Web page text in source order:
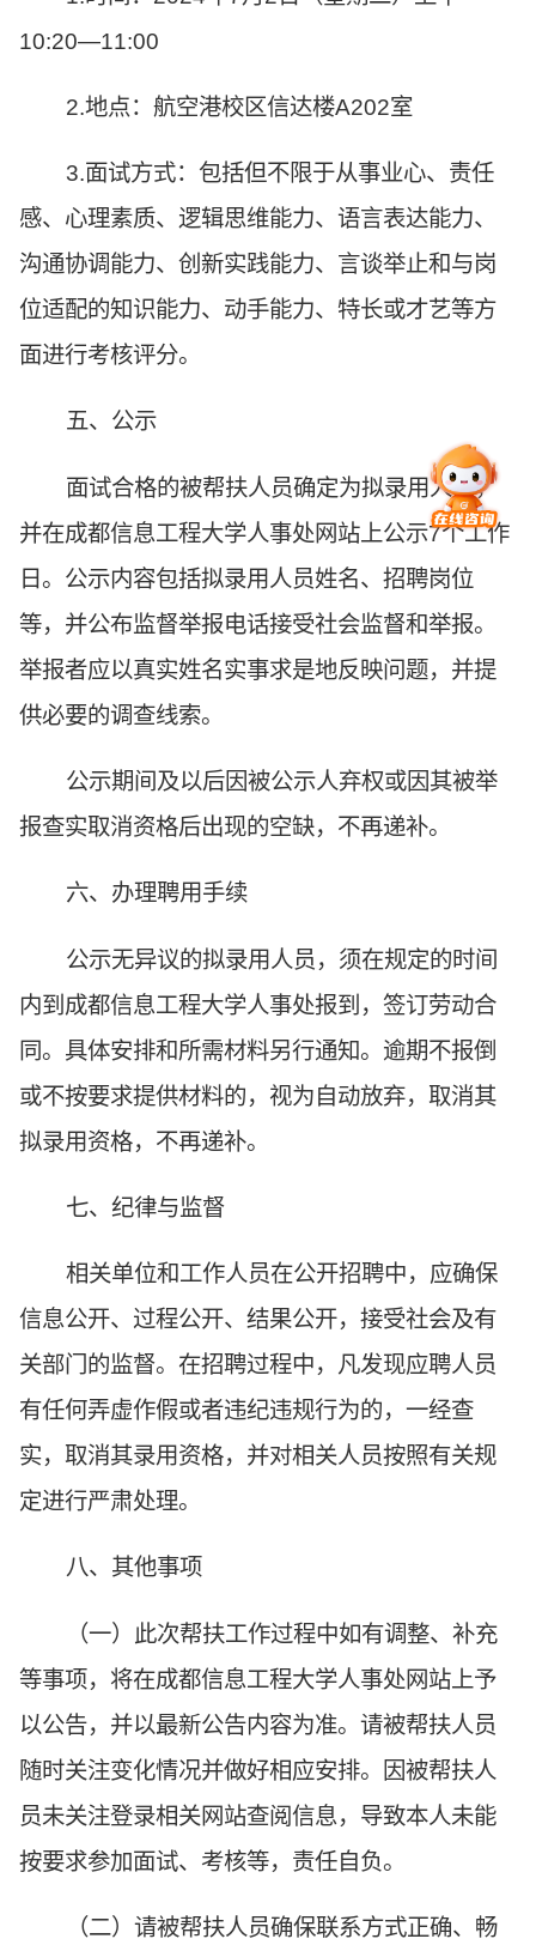
10:20—11:00
2.地点：航空港校区信达楼A202室
3.面试方式：包括但不限于从事业心、责任
感、心理素质、逻辑思维能力、语言表达能力、
沟通协调能力、创新实践能力、言谈举止和与岗
位适配的知识能力、动手能力、特长或才艺等方
面进行考核评分。
五、公示
面试合格的被帮扶人员确定为拟录用人员，
并在成都信息工程大学人事处网站上公示7个工作
日。公示内容包括拟录用人员姓名、招聘岗位
等，并公布监督举报电话接受社会监督和举报。
举报者应以真实姓名实事求是地反映问题，并提
供必要的调查线索。
公示期间及以后因被公示人弃权或因其被举
报查实取消资格后出现的空缺，不再递补。
六、办理聘用手续
公示无异议的拟录用人员，须在规定的时间
内到成都信息工程大学人事处报到，签订劳动合
同。具体安排和所需材料另行通知。逾期不报倒
或不按要求提供材料的，视为自动放弃，取消其
拟录用资格，不再递补。
七、纪律与监督
相关单位和工作人员在公开招聘中，应确保
信息公开、过程公开、结果公开，接受社会及有
关部门的监督。在招聘过程中，凡发现应聘人员
有任何弄虚作假或者违纪违规行为的，一经查
实，取消其录用资格，并对相关人员按照有关规
定进行严肃处理。
八、其他事项
（一）此次帮扶工作过程中如有调整、补充
等事项，将在成都信息工程大学人事处网站上予
以公告，并以最新公告内容为准。请被帮扶人员
随时关注变化情况并做好相应安排。因被帮扶人
员未关注登录相关网站查阅信息，导致本人未能
按要求参加面试、考核等，责任自负。
（二）请被帮扶人员确保联系方式正确、畅